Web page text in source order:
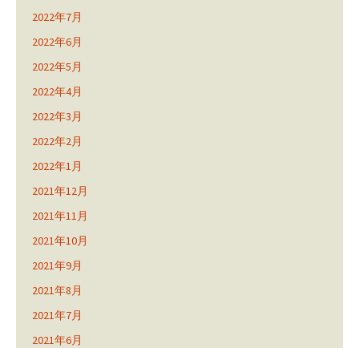
2022年7月
2022年6月
2022年5月
2022年4月
2022年3月
2022年2月
2022年1月
2021年12月
2021年11月
2021年10月
2021年9月
2021年8月
2021年7月
2021年6月